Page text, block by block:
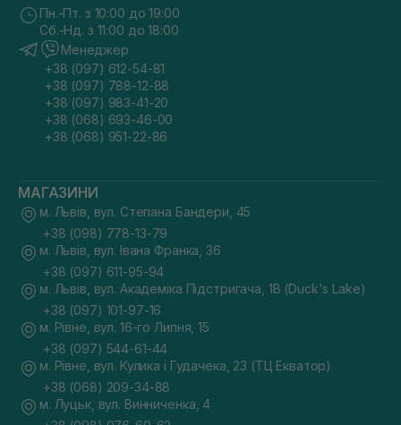
Пн.-Пт. з 10:00 до 19:00
Сб.-Нд. з 11:00 до 18:00
Менеджер
+38 (097) 612-54-81
+38 (097) 788-12-88
+38 (097) 983-41-20
+38 (068) 693-46-00
+38 (068) 951-22-86
МАГАЗИНИ
м. Львів, вул. Степана Бандери, 45
+38 (098) 778-13-79
м. Львів, вул. Івана Франка, 36
+38 (097) 611-95-94
м. Львів, вул. Академіка Підстригача, 1В (Duck's Lake)
+38 (097) 101-97-16
м. Рівне, вул. 16-го Липня, 15
+38 (097) 544-61-44
м. Рівне, вул. Кулика і Гудачека, 23 (ТЦ Екватор)
+38 (068) 209-34-88
м. Луцьк, вул. Винниченка, 4